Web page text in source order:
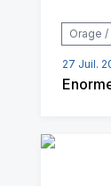
Orage /
27 Juil.